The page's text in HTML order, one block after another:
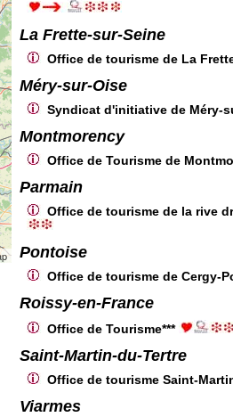
La Frette-sur-Seine
Office de tourisme de La
Méry-sur-Oise
Syndicat d'initiative de Méry-
Montmorency
Office de Tourisme de
Parmain
Office de tourisme de la rive
Pontoise
Office de tourisme de Cergy-
Roissy-en-France
Office de Tourisme***
Saint-Martin-du-Tertre
Office de tourisme Saint-
Viarmes